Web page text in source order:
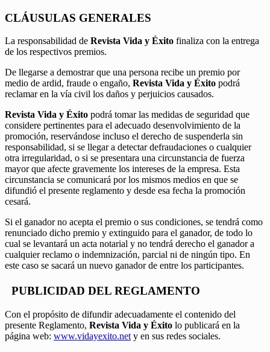
CLÁUSULAS GENERALES
La responsabilidad de Revista Vida y Éxito finaliza con la entrega
de los respectivos premios.
De llegarse a demostrar que una persona recibe un premio por
medio de ardid, fraude o engaño, Revista Vida y Éxito podrá
reclamar en la vía civil los daños y perjuicios causados.
Revista Vida y Éxito podrá tomar las medidas de seguridad que
considere pertinentes para el adecuado desenvolvimiento de la
promoción, reservándose incluso el derecho de suspenderla sin
responsabilidad, si se llegar a detectar defraudaciones o cualquier
otra irregularidad, o si se presentara una circunstancia de fuerza
mayor que afecte gravemente los intereses de la empresa. Esta
circunstancia se comunicará por los mismos medios en que se
difundió el presente reglamento y desde esa fecha la promoción
cesará.
Si el ganador no acepta el premio o sus condiciones, se tendrá como
renunciado dicho premio y extinguido para el ganador, de todo lo
cual se levantará un acta notarial y no tendrá derecho el ganador a
cualquier reclamo o indemnización, parcial ni de ningún tipo. En
este caso se sacará un nuevo ganador de entre los participantes.
PUBLICIDAD DEL REGLAMENTO
Con el propósito de difundir adecuadamente el contenido del
presente Reglamento, Revista Vida y Éxito lo publicará en la
página web: www.vidayexito.net y en sus redes sociales.